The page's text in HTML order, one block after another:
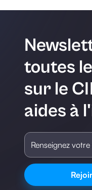
toutes
sur le
aides à